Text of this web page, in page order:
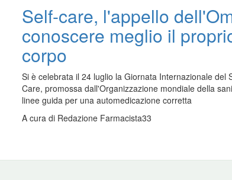
Self-care, l'appello
conoscere meglio il
corpo
Si è celebrata il 24 luglio la Giornata Internazionale del
Care, promossa dall'Organizzazione mondiale della
linee guida per una automedicazione corretta
A cura di Redazione Farmacista33